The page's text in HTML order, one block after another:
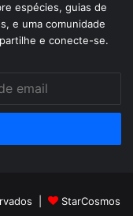
espécies, guias de
e uma comunidade
e conecte-se.
| StarCosmos